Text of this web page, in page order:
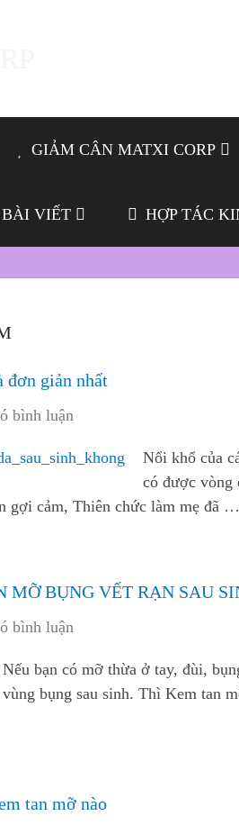
GIẢM CÂN MATXI CORP
BÀI VIẾT HỢP TÁC
đơn giản nhất
bình luận
Nổi khổ của
có được vòng
gợi cảm, Thiên chức làm mẹ đã …
MỠ BỤNG VẾT RẠN SAU
bình luận
Nếu bạn có mỡ thừa ở tay, đùi,
vùng bụng sau sinh. Thì Kem tan
tan mỡ nào